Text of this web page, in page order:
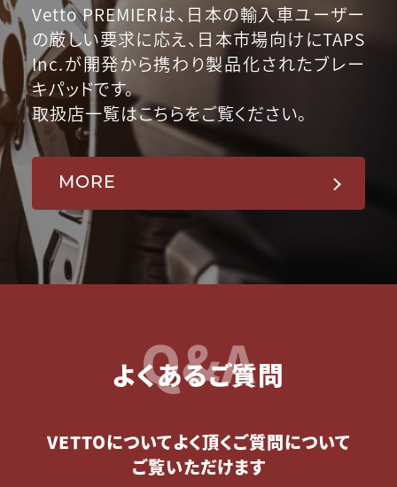
Vetto PREMIERは、日本の輸入車ユーザー
の厳しい要求に応え、日本市場向けにTAPS
Inc.が開発から携わり製品化されたブレー
キパッドです。
取扱店一覧はこちらをご覧ください。
MORE
Q&A
よくあるご質問
VETTOについてよく頂くご質問について
ご覧いただけます